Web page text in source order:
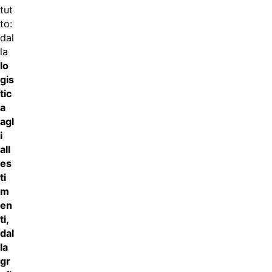
tut
to:
dal
la
lo
gis
tic
a
agl
i
all
es
ti
m
en
ti,
dal
la
gr